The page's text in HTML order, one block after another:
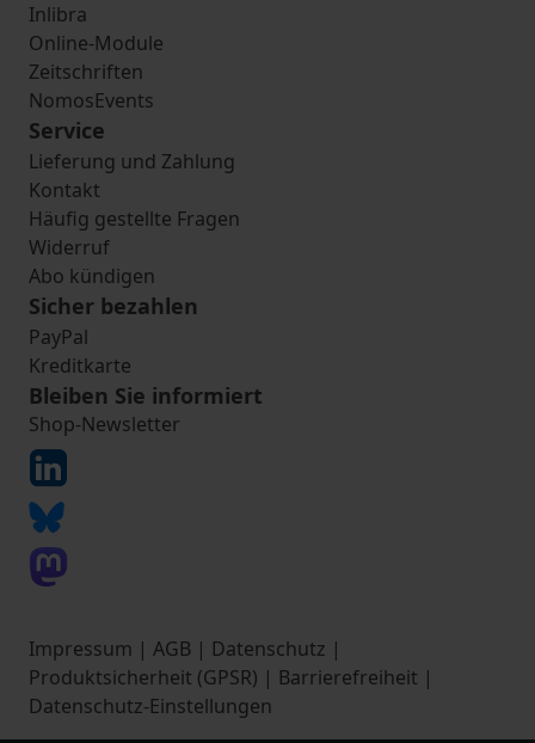
Inlibra
Online-Module
Zeitschriften
NomosEvents
Service
Lieferung und Zahlung
Kontakt
Häufig gestellte Fragen
Widerruf
Abo kündigen
Sicher bezahlen
PayPal
Kreditkarte
Bleiben Sie informiert
Shop-Newsletter
Impressum | AGB | Datenschutz |
Produktsicherheit (GPSR) | Barrierefreiheit |
Datenschutz-Einstellungen